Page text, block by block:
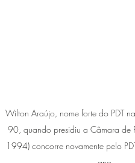
Wilton Araújo, nome forte do PDT
90, quando presidiu a Câmara de
1994) concorre novamente pelo